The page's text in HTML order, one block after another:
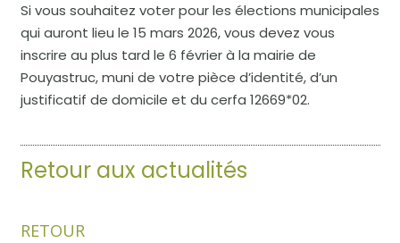
Si vous souhaitez voter pour les élections municipales
qui auront lieu le 15 mars 2026, vous devez vous
inscrire au plus tard le 6 février à la mairie de
Pouyastruc, muni de votre pièce d’identité, d’un
justificatif de domicile et du cerfa 12669*02.
Retour aux actualités
RETOUR